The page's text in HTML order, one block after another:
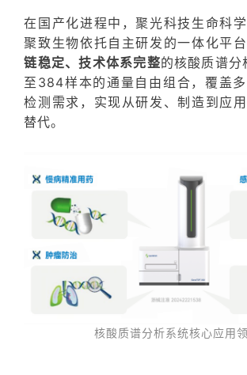
在国产化进程中，聚光科技生命科
聚致生物依托自主研发的一体化平
链稳定、技术体系完整的核酸质谱分
至384样本的通量自由组合，覆盖
检测需求，实现从研发、制造到应
替代。
核酸质谱分析系统核心应用